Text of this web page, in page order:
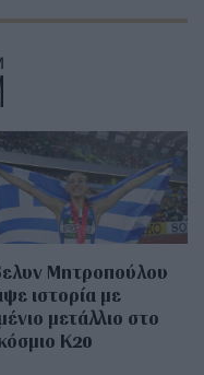
Μητροπούλου
ιστορία με
μετάλλιο στο
Κ20